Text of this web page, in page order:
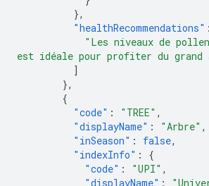
},
"healthRecommendations" :
"Les niveaux de
est idéale pour profiter du
]
},
{
"code" : "TREE" ,
"displayName" : "Arbre" ,
"inSeason" : false,
"indexInfo" :
{
"code" : "UPI" ,
"displayName" :